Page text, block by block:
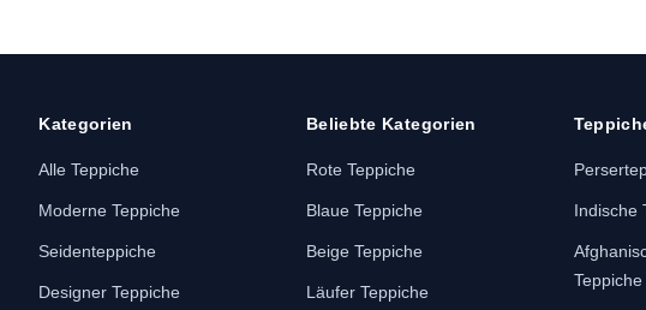
Kategorien
Alle Teppiche
Moderne Teppiche
Seidenteppiche
Designer Teppiche
Beliebte Kategorien
Rote Teppiche
Blaue Teppiche
Beige Teppiche
Läufer Teppiche
Indische
Teppiche